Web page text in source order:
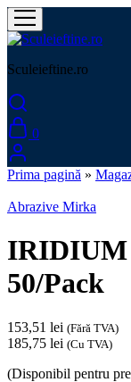
Sculeieftine.ro
0
Prima pagină »
Abrazive Mirka
IRIDIUM
50/Pack
153,51 lei (Fără TVA)
185,75 lei (Cu TVA)
(Disponibil pentru